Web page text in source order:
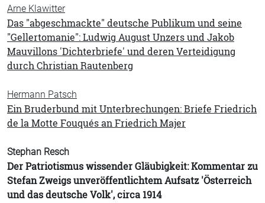
Arne Klawitter
Das "abgeschmackte" deutsche Publikum und seine
"Gellertomanie": Ludwig August Unzers und Jakob
Mauvillons 'Dichterbriefe' und deren Verteidigung
durch Christian Rautenberg
Hermann Patsch
Ein Bruderbund mit Unterbrechungen: Briefe Friedrich
de la Motte Fouqués an Friedrich Majer
Stephan Resch
Der Patriotismus wissender Gläubigkeit: Kommentar zu
Stefan Zweigs unveröffentlichtem Aufsatz 'Österreich
und das deutsche Volk', circa 1914